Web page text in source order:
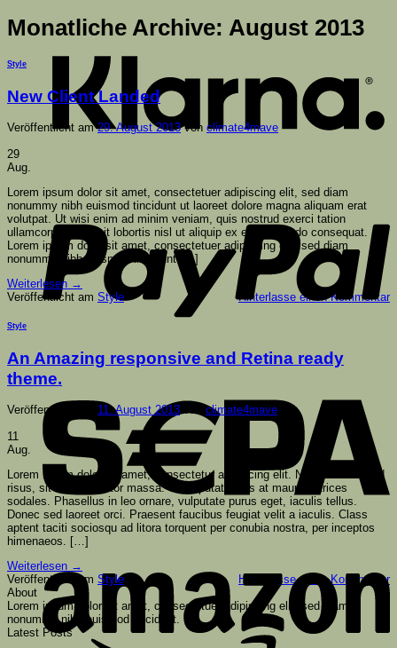
Monatliche Archive: August 2013
Style
New Client Landed
Veröffentlicht am29. August 2013 von climate4mave
29
Aug.
Lorem ipsum dolor sit amet, consectetuer adipiscing elit, sed diam
nonummy nibh euismod tincidunt ut laoreet dolore magna aliquam erat
volutpat. Ut wisi enim ad minim veniam, quis nostrud exerci tation
ullamcorper suscipit lobortis nisl ut aliquip ex ea commodo consequat.
Lorem ipsum dolor sit amet, consectetuer adipiscing elit, sed diam
nonummy nibh euismod tincidunt […]
Weiterlesen →
Veröffentlicht am Style Hinterlasse einen Kommentar
Style
An Amazing responsive and Retina ready
theme.
Veröffentlicht am 11. August 2013 von climate4mave
11
Aug.
Lorem ipsum dolor sit amet, consectetur adipiscing elit. Nam sed eleifend
risus, sit amet porttitor massa. Ut vulputate felis at mauris ultrices
sodales. Phasellus in leo ornare, vulputate purus eget, iaculis tellus.
Donec sed laoreet orci. Praesent faucibus feugiat velit a iaculis. Class
aptent taciti sociosqu ad litora torquent per conubia nostra, per inceptos
himenaeos. […]
Weiterlesen →
Veröffentlicht am Style
Hinterlasse einen Kommentar
About
Lorem ipsum dolor sit amet, consectetuer adipiscing elit, sed diam
nonummy nibh euismod tincidunt.
Latest Posts